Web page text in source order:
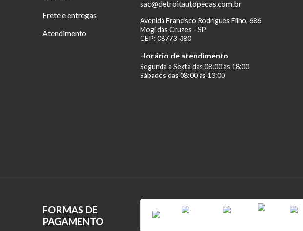
Frete e entregas
Atendimento
sac@detroitautopecas.com.br
Avenida Francisco Rodrigues Filho, 686
Mogi das Cruzes - SP
CEP: 08773-380
Horário de atendimento
Segunda a Sexta das 08:00 às 18:00
Sábados das 08:00 às 13:00
FORMAS DE
PAGAMENTO